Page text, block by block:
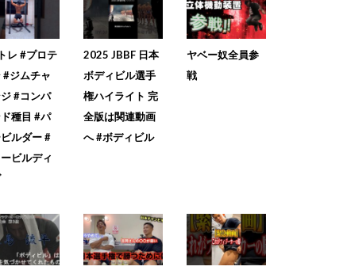
レ #プロテ
#ジムチャ
#コンパ
種目 #パ
ルダー #
ビルディ
2025 JBBF 日本
ボディビル選手
権ハイライト 完
全版は関連動画
へ #ボディビル
ヤベー奴全員参
戦